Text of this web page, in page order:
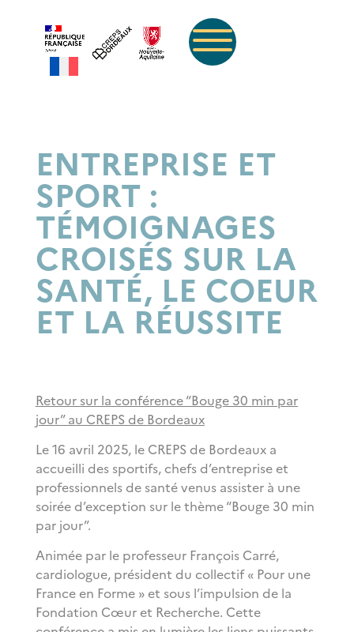
ENTREPRISE ET
SPORT :
TÉMOIGNAGES
CROISÉS SUR LA
SANTÉ, LE COEUR
ET LA RÉUSSITE
Retour sur la conférence “Bouge 30 min par
jour” au CREPS de Bordeaux
Le 16 avril 2025, le CREPS de Bordeaux a
accueilli des sportifs, chefs d’entreprise et
professionnels de santé venus assister à une
soirée d’exception sur le thème “Bouge 30 min
par jour”.
Animée par le professeur François Carré,
cardiologue, président du collectif « Pour une
France en Forme » et sous l’impulsion de la
Fondation Cœur et Recherche. Cette